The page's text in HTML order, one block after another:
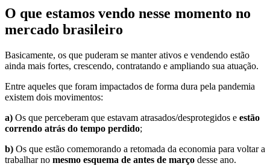
O que estamos vendo nesse momento no
mercado brasileiro
Basicamente, os que puderam se manter ativos e vendendo estão
ainda mais fortes, crescendo, contratando e ampliando sua atuação.
Entre aqueles que foram impactados de forma dura pela pandemia
existem dois movimentos:
a) Os que perceberam que estavam atrasados/desprotegidos e estão
correndo atrás do tempo perdido;
b) Os que estão comemorando a retomada da economia para voltar a
trabalhar no mesmo esquema de antes de março desse ano.